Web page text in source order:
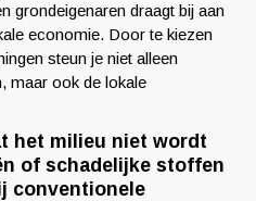
grondeigenaren draagt bij aan
economie. Door te kiezen
steun je niet alleen
maar ook de lokale
het milieu niet wordt
of schadelijke stoffen
conventionele